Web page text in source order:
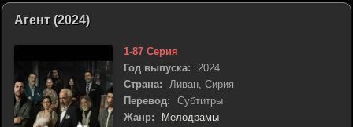
Агент (2024)
1-87 Серия
Год выпуска:
2024
Страна:
Ливан, Сирия
Перевод:
Субтитры
Жанр:
Мелодрамы